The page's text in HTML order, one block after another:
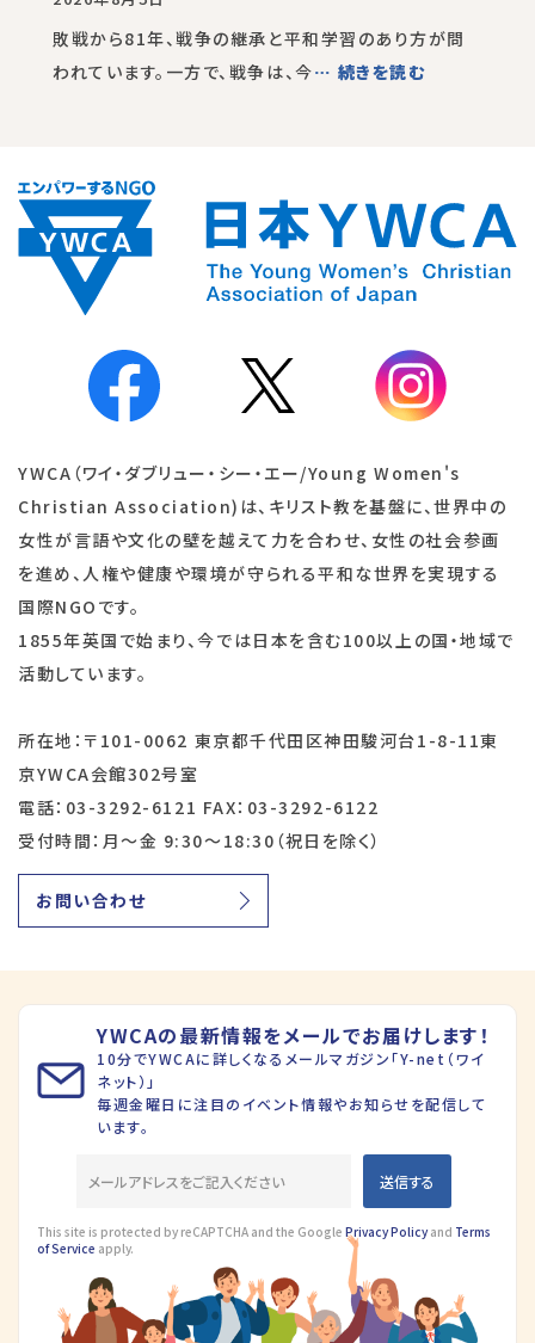
敗戦から81年、戦争の継承と平和学習のあり方が問
われています。一方で、戦争は、今… 続きを読む
YWCA（ワイ・ダブリュー・シー・エー/Young Women's
Christian Association)は、キリスト教を基盤に、世界中の
女性が言語や文化の壁を越えて力を合わせ、女性の社会参画
を進め、人権や健康や環境が守られる平和な世界を実現する
国際NGOです。
1855年英国で始まり、今では日本を含む100以上の国・地域で
活動しています。
所在地：〒101-0062 東京都千代田区神田駿河台1-8-11東
京YWCA会館302号室
電話：03-3292-6121 FAX：03-3292-6122
受付時間：月～金 9:30～18:30（祝日を除く）
お問い合わせ
YWCAの最新情報をメールでお届けします！
10分でYWCAに詳しくなるメールマガジン「Y-net（ワイ
ネット）」
毎週金曜日に注目のイベント情報やお知らせを配信して
います。
This site is protected by reCAPTCHA and the Google Privacy Policyand Terms
of Service apply.